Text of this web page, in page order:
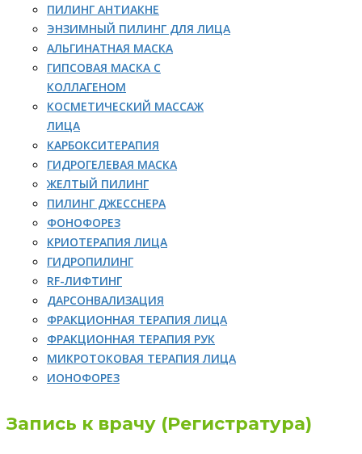
ПИЛИНГ АНТИАКНЕ
ЭНЗИМНЫЙ ПИЛИНГ ДЛЯ ЛИЦА
АЛЬГИНАТНАЯ МАСКА
ГИПСОВАЯ МАСКА С
КОЛЛАГЕНОМ
КОСМЕТИЧЕСКИЙ МАССАЖ
ЛИЦА
КАРБОКСИТЕРАПИЯ
ГИДРОГЕЛЕВАЯ МАСКА
ЖЕЛТЫЙ ПИЛИНГ
ПИЛИНГ ДЖЕССНЕРА
ФОНОФОРЕЗ
КРИОТЕРАПИЯ ЛИЦА
ГИДРОПИЛИНГ
RF-ЛИФТИНГ
ДАРСОНВАЛИЗАЦИЯ
ФРАКЦИОННАЯ ТЕРАПИЯ ЛИЦА
ФРАКЦИОННАЯ ТЕРАПИЯ РУК
МИКРОТОКОВАЯ ТЕРАПИЯ ЛИЦА
ИОНОФОРЕЗ
Запись к врачу (Регистратура)